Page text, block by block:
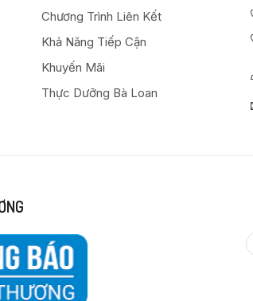
Chương Trình Liên Kết
Khả Năng Tiếp Cận
Khuyến Mãi
Thực Dưỡng Bà Loan